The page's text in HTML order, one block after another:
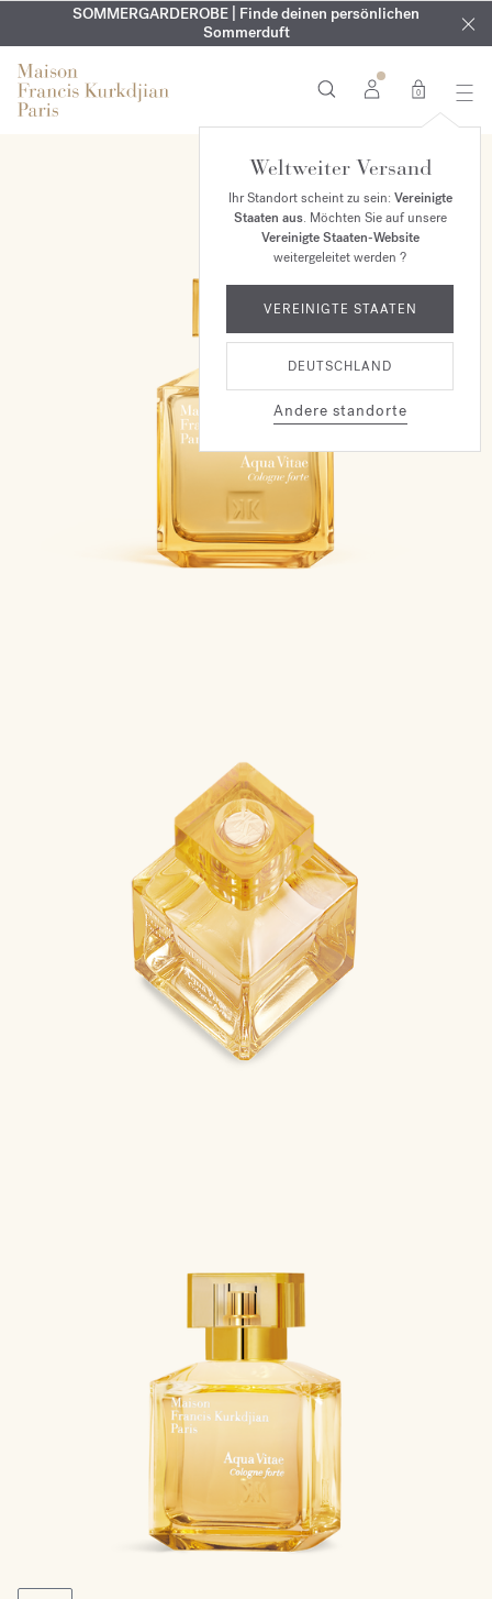
EXKLUSIV | Erhalten Sie OUD velvet moodin Ihrer Bestellung*
KOSTENLOSE GRAVUR | Auf alle Düfte und Körperöle bis zum
9. August
SOMMERGARDEROBE | Finde deinen persönlichen
Sommerduft
0
Weltweiter Versand
Ihr Standort scheint zu sein: Vereinigte
Staaten aus. Möchten Sie auf unsere
Vereinigte Staaten-Website
weitergeleitet werden ?
VEREINIGTE STAATEN
DEUTSCHLAND
Andere standorte